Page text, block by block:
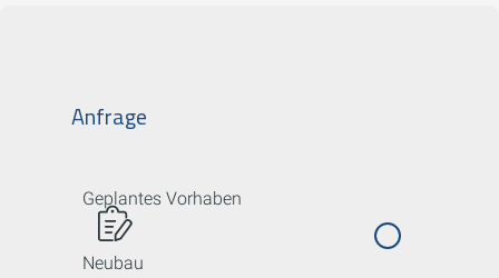
Anfrage
Geplantes Vorhaben
Neubau